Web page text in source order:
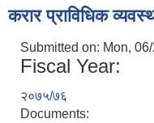
करार प्राविधिक
Submitted on: Mon,
Fiscal Year:
२०७५/७६
Documents: